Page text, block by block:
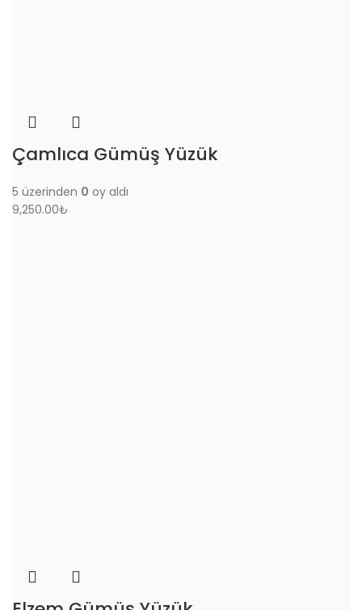
Çamlıca Gümüş Yüzük
5 üzerinden 0 oy aldı
9,250.00₺